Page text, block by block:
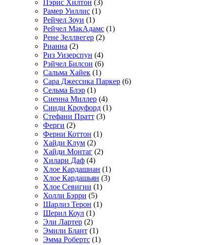
Пэрис Хилтон (3)
Рамер Уиллис (1)
Рейчел Зоуи (1)
Рейчел МакАдамс (1)
Рене Зеллвегер (2)
Рианна (2)
Риз Уизерспун (4)
Рэйчел Билсон (6)
Сальма Хайек (1)
Сара Джессика Паркер (6)
Сельма Блэр (1)
Сиенна Миллер (4)
Синди Кроуфорд (1)
Стефани Пратт (3)
Ферги (2)
Ферни Коттон (1)
Хайди Клум (2)
Хайди Монтаг (2)
Хилари Даф (4)
Хлое Кардашиан (1)
Хлое Кардашьян (3)
Хлое Севигни (1)
Холли Бэрри (5)
Шарлиз Терон (1)
Шерил Коул (1)
Эли Лартер (2)
Эмили Блант (1)
Эмма Робертс (1)